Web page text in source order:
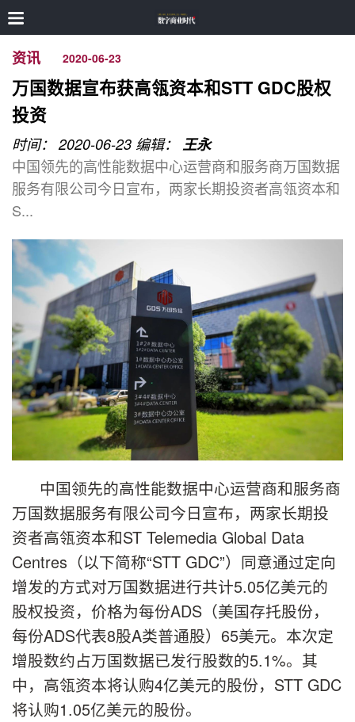
资讯 2020-06-23
万国数据宣布获高瓴资本和STT GDC股权
投资
时间： 2020-06-23 编辑： 王永
中国领先的高性能数据中心运营商和服务商万国数据
服务有限公司今日宣布，两家长期投资者高瓴资本和
S...
中国领先的高性能数据中心运营商和服务商
万国数据服务有限公司今日宣布，两家长期投
资者高瓴资本和ST Telemedia Global Data
Centres（以下简称“STT GDC”）同意通过定向
增发的方式对万国数据进行共计5.05亿美元的
股权投资，价格为每份ADS（美国存托股份，
每份ADS代表8股A类普通股）65美元。本次定
增股数约占万国数据已发行股数的5.1%。其
中，高瓴资本将认购4亿美元的股份，STT GDC
将认购1.05亿美元的股份。